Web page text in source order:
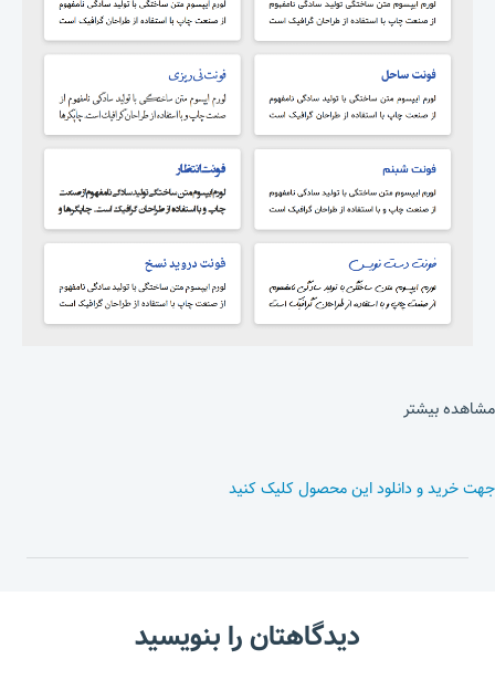
مشاهده بیشتر
جهت خرید و دانلود این محصول کلیک کنید
دیدگاهتان را بنویسید